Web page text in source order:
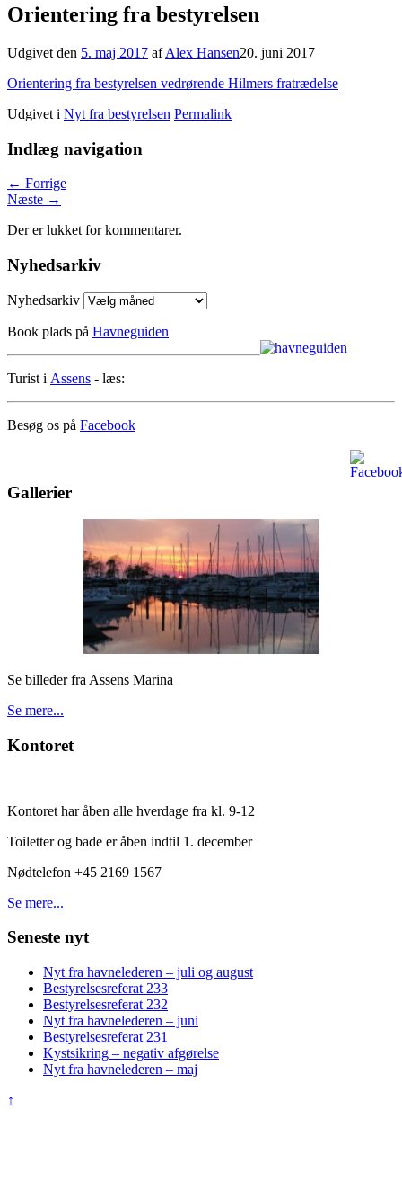
Orientering fra bestyrelsen
Udgivet den 5. maj 2017 afAlex Hansen20. juni 2017
Orientering fra bestyrelsen vedrørende Hilmers fratrædelse
Udgivet i Nyt fra bestyrelsen Permalink
Indlæg navigation
← Forrige
Næste →
Der er lukket for kommentarer.
Nyhedsarkiv
Nyhedsarkiv
Book plads på Havneguiden
Turist i Assens - læs:
Besøg os på Facebook
Gallerier
Se billeder fra Assens Marina
Se mere...
Kontoret
Kontoret har åben alle hverdage fra kl. 9-12
Toiletter og bade er åben indtil 1. december
Nødtelefon +45 2169 1567
Se mere...
Seneste nyt
Nyt fra havnelederen – juli og august
Bestyrelsesreferat 233
Bestyrelsesreferat 232
Nyt fra havnelederen – juni
Bestyrelsesreferat 231
Kystsikring – negativ afgørelse
Nyt fra havnelederen – maj
↑